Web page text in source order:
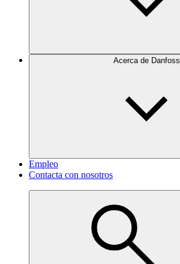
Acerca de Danfoss
Empleo
Contacta con nosotros